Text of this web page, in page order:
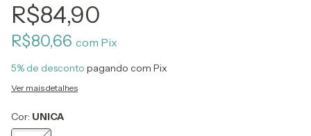
R$84,90
R$80,66 com Pix
5% de desconto pagando com Pix
Ver mais detalhes
Cor: UNICA